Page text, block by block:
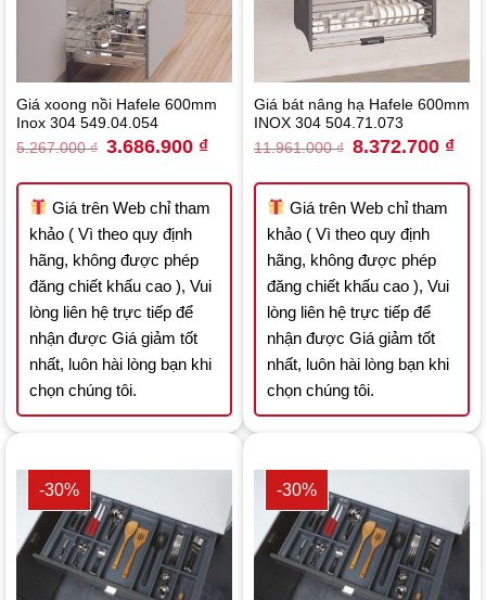
Giá xoong nồi Hafele 600mm
Inox 304 549.04.054
5.267.000₫ Original
price
5.267.000 ₫.
3.686.900 ₫Current
price
3.686.900 ₫.
Giá trên Web chỉ tham
khảo ( Vì theo quy định
hãng, không được phép
đăng chiết khấu cao ), Vui
lòng liên hệ trực tiếp để
nhận được Giá giảm tốt
nhất, luôn hài lòng bạn khi
chọn chúng tôi.
Giá bát nâng hạ Hafele 600mm
INOX 304 504.71.073
11.961.000₫ Original
price
11.961.000 ₫.
8.372.700 ₫
Giá trên Web chỉ tham
khảo ( Vì theo quy định
hãng, không được phép
đăng chiết khấu cao ), Vui
lòng liên hệ trực tiếp để
nhận được Giá giảm tốt
nhất, luôn hài lòng bạn khi
chọn chúng tôi.
-30% -30%